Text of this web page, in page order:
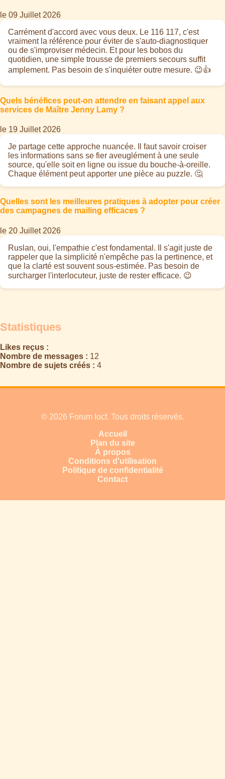
le 09 Juillet 2026
Carrément d'accord avec vous deux. Le 116 117, c'est
vraiment la référence pour éviter de s'auto-diagnostiquer
ou de s'improviser médecin. Et pour les bobos du
quotidien, une simple trousse de premiers secours suffit
amplement. Pas besoin de s'inquiéter outre mesure. 😉👍
Quels bénéfices peut-on attendre en faisant appel aux
services de Maître Jenny Lamy ?
le 19 Juillet 2026
Je partage cette approche nuancée. Il faut savoir croiser
les informations sans se fier aveuglément à une seule
source, qu'elle soit en ligne ou issue du bouche-à-oreille.
Chaque élément peut apporter une pièce au puzzle. 🤔
Quelles sont les meilleures pratiques à adopter pour créer
des campagnes de mailing efficaces ?
le 20 Juillet 2026
Ruslan, oui, l'empathie c'est fondamental. Il s'agit juste de
rappeler que la simplicité n'empêche pas la pertinence, et
que la clarté est souvent sous-estimée. Pas besoin de
surcharger l'interlocuteur, juste de rester efficace. 😉
Statistiques
Likes reçus :
Nombre de messages : 12
Nombre de sujets créés : 4
© 2026 Forum Iocf. Tous droits réservés.
Accueil
Plan du site
À propos
Conditions d'utilisation
Politique de confidentialité
Contact